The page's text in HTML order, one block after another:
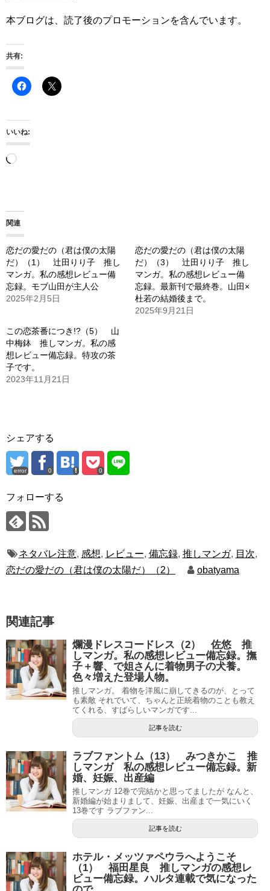
本ブログは、読了後のプロモーションを含んでいます。
共有:
いいね:
読
み
中…
関連
恋だの愛だの（君は僕の太陽
だ）（1） 辻田りり子 推し
マンガ。私の感想レビュー備
忘録。モブ山田が主人公
2025年2月5日
恋だの愛だの（君は僕の太陽
だ）（3） 辻田りり子 推し
マンガ。私の感想レビュー備
忘録。最新刊で最終巻。山田×
杜若の結婚後まで。
2025年9月21日
この恋茶番につき!?（5） 山
中梅鉢 推しマンガ。私の感
想レビュー備忘録。特攻の茶
子です。
2023年11月21日
シェアする
error 0 0
フォローする
ネタバレ注意, 感想, レビュー, 備忘録, 推しマンガ, 目次,
恋だの愛だの（君は僕の太陽だ）（2）
obatyama
関連記事
爛漫ドレスコードレス（2） 佐悠 推
しマンガ。私の感想レビュー備忘録。撫
子＋響、で姐さんに着物男子の犬養。
色々増えた登場人物。
推しマンガ。 着物を洋風に崩してきるのが、とって
も素敵 それでいて、ちゃんと正統着物のことも教え
てくれる、すばらしいマンガです...
記事を読む
ラブファントム（13） みつきかこ 推
しマンガ 私の感想レビュー備忘録。新
婚、妊娠、出産編
推しマンガ 12巻で完結かと思ってましたが なんと、
新婚編が始まりまして、妊娠、出産まで一気にいく
13巻です ラブファン...
記事を読む
ホテル・メッツァペウラへようこそ
（1） 福田星良 推しマンガの感想レ
ビュー備忘録。ハルタ連載で気になった